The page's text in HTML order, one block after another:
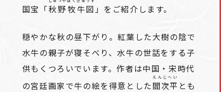
国宝「秋野牧牛図 」をご紹介します。
穏やかな秋の昼下がり。紅葉した大樹の陰で
水牛の親子が寝そべり、水牛の世話をする子
供もくつろいでいます。作者は中国・宋時代
の宮廷画家で牛の絵を得意とした閻次平
えんじへい
とも